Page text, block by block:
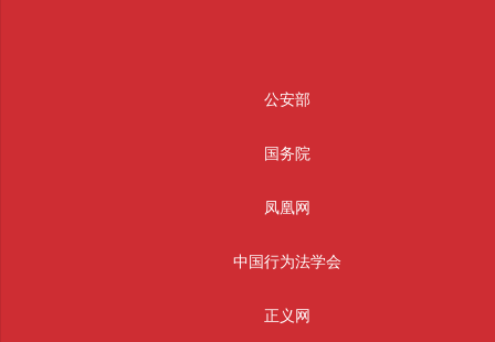
公安部
国务院
凤凰网
中国行为法学会
正义网